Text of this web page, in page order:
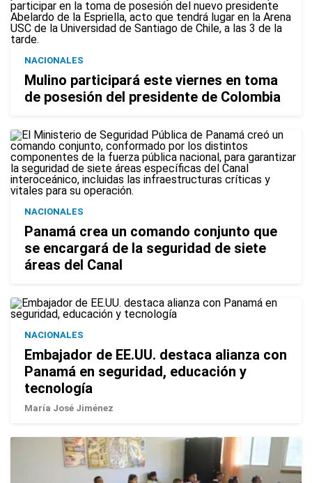
NACIONALES
Mulino participará este viernes en toma
de posesión del presidente de Colombia
NACIONALES
Panamá crea un comando conjunto que
se encargará de la seguridad de siete
áreas del Canal
NACIONALES
Embajador de EE.UU. destaca alianza con
Panamá en seguridad, educación y
tecnología
María José Jiménez